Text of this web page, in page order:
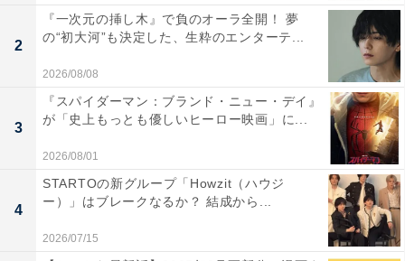
試合でしたが、戸郷は4回2/3を投げて2失点とゲームを作
り、見事にチームを勝利へと導きました。スリークォー
ターのフォームから最速154キロの直球を投げる本格派
の投球で、今季はローテーション定着＆2桁勝利を狙い
ます。
2
『一次元の挿し木』で負のオーラ全開！ 夢
の“初大河”も決定した、生粋のエンターテ...
2026/08/08
3
『スパイダーマン：ブランド・ニュー・デイ』
が「史上もっとも優しいヒーロー映画」に...
2026/08/01
4
STARTOの新グループ「Howzit（ハウジ
ー）」はブレークなるか？ 結成から...
2026/07/15